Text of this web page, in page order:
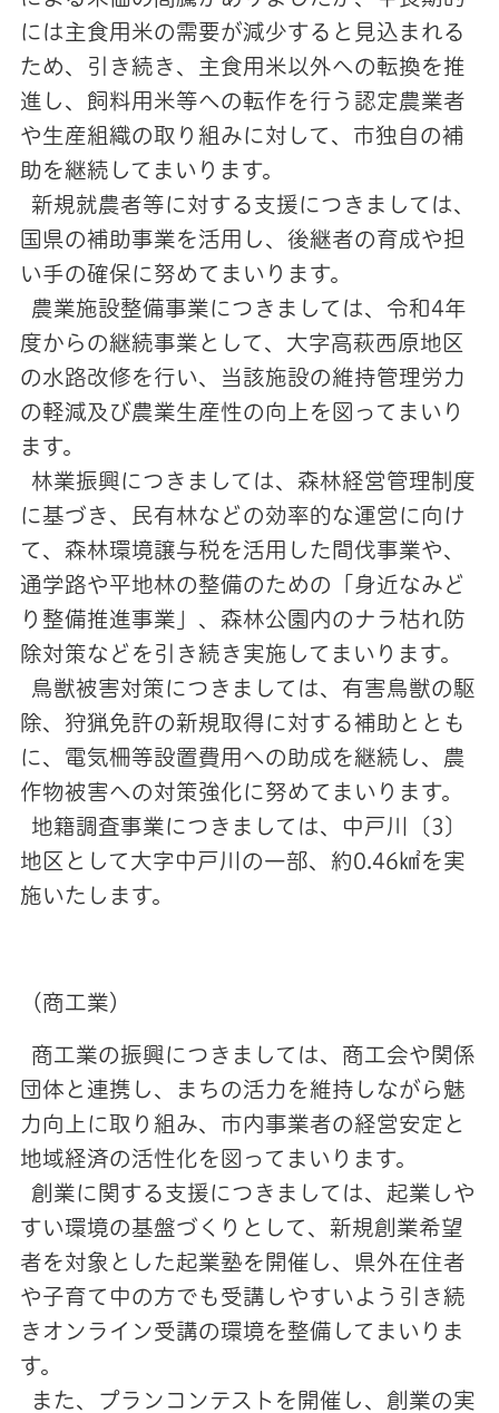
には主食用米の需要が減少すると見込まれる
ため、引き続き、主食用米以外への転換を推
進し、飼料用米等への転作を行う認定農業者
や生産組織の取り組みに対して、市独自の補
助を継続してまいります。
新規就農者等に対する支援につきましては、
国県の補助事業を活用し、後継者の育成や担
い手の確保に努めてまいります。
農業施設整備事業につきましては、令和4年
度からの継続事業として、大字高萩西原地区
の水路改修を行い、当該施設の維持管理労力
の軽減及び農業生産性の向上を図ってまいり
ます。
林業振興につきましては、森林経営管理制度
に基づき、民有林などの効率的な運営に向け
て、森林環境譲与税を活用した間伐事業や、
通学路や平地林の整備のための「身近なみど
り整備推進事業」、森林公園内のナラ枯れ防
除対策などを引き続き実施してまいります。
鳥獣被害対策につきましては、有害鳥獣の駆
除、狩猟免許の新規取得に対する補助ととも
に、電気柵等設置費用への助成を継続し、農
作物被害への対策強化に努めてまいります。
地籍調査事業につきましては、中戸川〔3〕
地区として大字中戸川の一部、約0.46㎢を実
施いたします。
（商工業）
商工業の振興につきましては、商工会や関係
団体と連携し、まちの活力を維持しながら魅
力向上に取り組み、市内事業者の経営安定と
地域経済の活性化を図ってまいります。
創業に関する支援につきましては、起業しや
すい環境の基盤づくりとして、新規創業希望
者を対象とした起業塾を開催し、県外在住者
や子育て中の方でも受講しやすいよう引き続
きオンライン受講の環境を整備してまいりま
す。
また、プランコンテストを開催し、創業の実